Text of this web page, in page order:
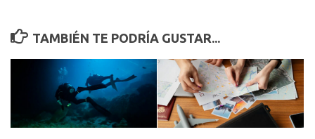
TAMBIÉN TE PODRÍA GUSTAR...